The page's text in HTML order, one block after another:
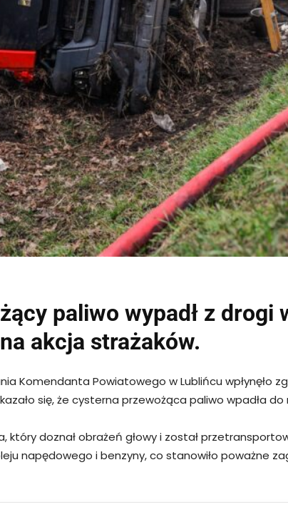
paliwo wypadł z drogi
akcja strażaków.
Komendanta Powiatowego w Lublińcu
się, że cysterna przewożąca paliwo wpadła do
który doznał obrażeń głowy i został
napędowego i benzyny, co stanowiło poważne